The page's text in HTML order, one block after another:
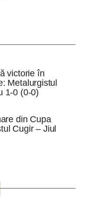
victorie în
Metalurgistul
1-0 (0-0)
din Cupa
Cugir – Jiul